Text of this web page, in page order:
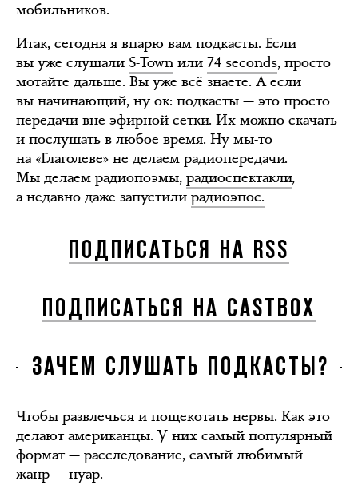
мобильников.
Итак, сегодня я впарю вам подкасты. Если
вы уже слушали S-Town или 74 seconds, просто
мотайте дальше. Вы уже всё знаете. А если
вы начинающий, ну ок: подкасты — это просто
передачи вне эфирной сетки. Их можно скачать
и послушать в любое время. Ну мы-то
на «Глаголеве» не делаем радиопередачи.
Мы делаем радиопоэмы, радиоспектакли,
а недавно даже запустили радиоэпос.
ПОДПИСАТЬСЯ НА RSS
ПОДПИСАТЬСЯ НА CASTBOX
ЗАЧЕМ СЛУШАТЬ ПОДКАСТЫ?
Чтобы развлечься и пощекотать нервы. Как это
делают американцы. У них самый популярный
формат — расследование, самый любимый
жанр — нуар.